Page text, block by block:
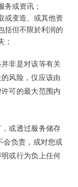
务或资讯；
或变造、或其他资
括但不限於利润的
；
非是对该等有关
风险，仅应该由
可的最大范围内
或透过服务储存
会负责，或对您或
或行为负上任何